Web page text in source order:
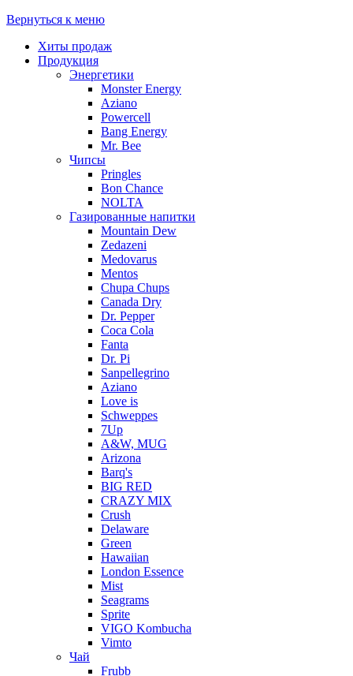
Вернуться к меню
Хиты продаж
Продукция
Энергетики
Monster Energy
Aziano
Powercell
Bang Energy
Mr. Bee
Чипсы
Pringles
Bon Chance
NOLTA
Газированные напитки
Mountain Dew
Zedazeni
Medovarus
Mentos
Chupa Chups
Canada Dry
Dr. Pepper
Coca Cola
Fanta
Dr. Pi
Sanpellegrino
Aziano
Love is
Schweppes
7Up
A&W, MUG
Arizona
Barq's
BIG RED
CRAZY MIX
Crush
Delaware
Green
Hawaiian
London Essence
Mist
Seagrams
Sprite
VIGO Kombucha
Vimto
Чай
Frubb